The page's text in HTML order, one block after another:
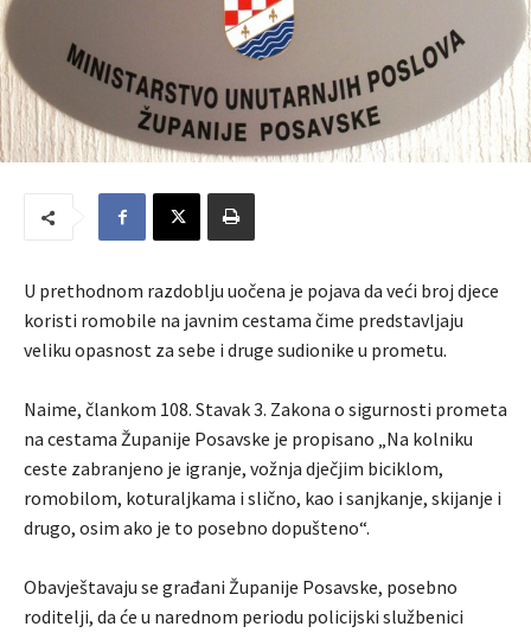
U prethodnom razdoblju uočena je pojava da veći broj djece
koristi romobile na javnim cestama čime predstavljaju
veliku opasnost za sebe i druge sudionike u prometu.
Naime, člankom 108. Stavak 3. Zakona o sigurnosti prometa
na cestama Županije Posavske je propisano „Na kolniku
ceste zabranjeno je igranje, vožnja dječjim biciklom,
romobilom, koturaljkama i slično, kao i sanjkanje, skijanje i
drugo, osim ako je to posebno dopušteno“.
Obavještavaju se građani Županije Posavske, posebno
roditelji, da će u narednom periodu policijski službenici